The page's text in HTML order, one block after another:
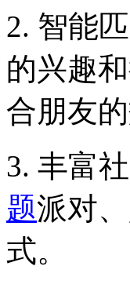
2. 智能
的兴趣
合朋友的
3. 丰富
题派对
式。